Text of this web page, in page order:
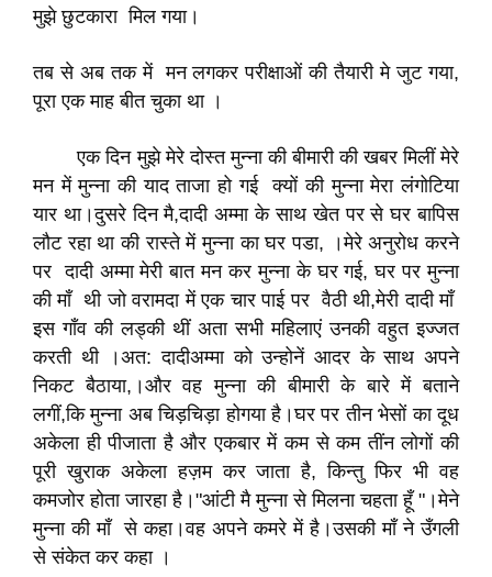
मुझे छुटकारा मिल गया।
तब से अब तक में मन लगकर परीक्षाओं की तैयारी मे जुट गया,
पूरा एक माह बीत चुका था ।
एक दिन मुझे मेरे दोस्त मुन्ना की बीमारी की खबर मिलीं मेरे
मन में मुन्ना की याद ताजा हो गई क्यों की मुन्ना मेरा लंगोटिया
यार था।दुसरे दिन मै,दादी अम्मा के साथ खेत पर से घर बापिस
लौट रहा था की रास्ते में मुन्ना का घर पडा, ।मेरे अनुरोध करने
पर दादी अम्मा मेरी बात मन कर मुन्ना के घर गई, घर पर मुन्ना
की माँ थी जो वरामदा में एक चार पाई पर वैठी थी,मेरी दादी माँ
इस गाँव की लड्की थीं अता सभी महिलाएं उनकी वहुत इज्जत
करती थी ।अत: दादीअम्मा को उन्होनें आदर के साथ अपने
निकट बैठाया,।और वह मुन्ना की बीमारी के बारे में बताने
लगीं,कि मुन्ना अब चिड़चिड़ा होगया है।घर पर तीन भेसों का दूध
अकेला ही पीजाता है और एकबार में कम से कम तींन लोगों की
पूरी खुराक अकेला हज़म कर जाता है, किन्तु फिर भी वह
कमजोर होता जारहा है।"आंटी मै मुन्ना से मिलना चहता हूँ "।मेने
मुन्ना की माँ से कहा।वह अपने कमरे में है।उसकी माँ ने उँगली
से संकेत कर कहा ।